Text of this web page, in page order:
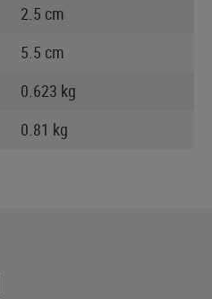
2.5 cm
5.5 cm
0.623 kg
0.81 kg